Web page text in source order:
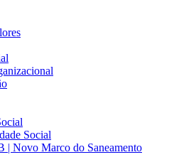
Social
| Novo Marco do Saneamento